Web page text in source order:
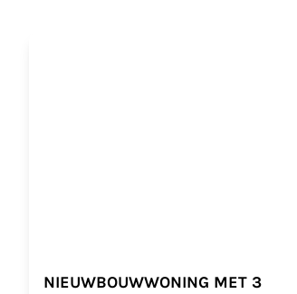
NIEUWBOUWWONING MET 3